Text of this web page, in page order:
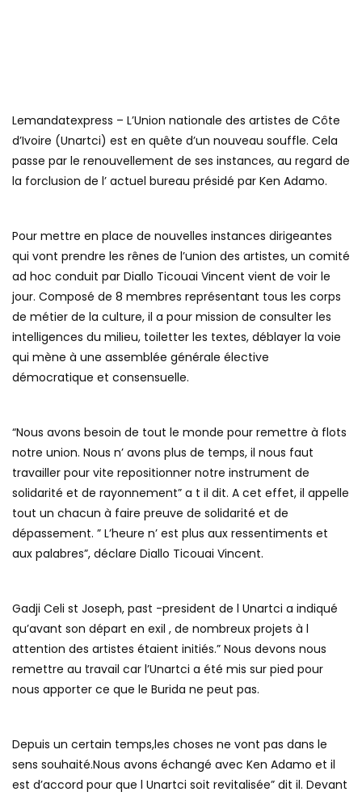
Lemandatexpress – L’Union nationale des artistes de Côte
d’Ivoire (Unartci) est en quête d’un nouveau souffle. Cela
passe par le renouvellement de ses instances, au regard de
la forclusion de l’ actuel bureau présidé par Ken Adamo.
Pour mettre en place de nouvelles instances dirigeantes
qui vont prendre les rênes de l’union des artistes, un comité
ad hoc conduit par Diallo Ticouai Vincent vient de voir le
jour. Composé de 8 membres représentant tous les corps
de métier de la culture, il a pour mission de consulter les
intelligences du milieu, toiletter les textes, déblayer la voie
qui mène à une assemblée générale élective
démocratique et consensuelle.
“Nous avons besoin de tout le monde pour remettre à flots
notre union. Nous n’ avons plus de temps, il nous faut
travailler pour vite repositionner notre instrument de
solidarité et de rayonnement” a t il dit. A cet effet, il appelle
tout un chacun à faire preuve de solidarité et de
dépassement. ” L’heure n’ est plus aux ressentiments et
aux palabres”, déclare Diallo Ticouai Vincent.
Gadji Celi st Joseph, past -president de l Unartci a indiqué
qu’avant son départ en exil , de nombreux projets à l
attention des artistes étaient initiés.” Nous devons nous
remettre au travail car l’Unartci a été mis sur pied pour
nous apporter ce que le Burida ne peut pas.
Depuis un certain temps,les choses ne vont pas dans le
sens souhaité.Nous avons échangé avec Ken Adamo et il
est d’accord pour que l Unartci soit revitalisée” dit il. Devant